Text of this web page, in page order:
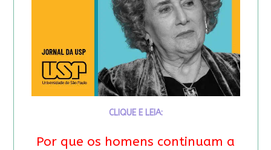
CLIQUE E LEIA:
Por que os homens continuam a